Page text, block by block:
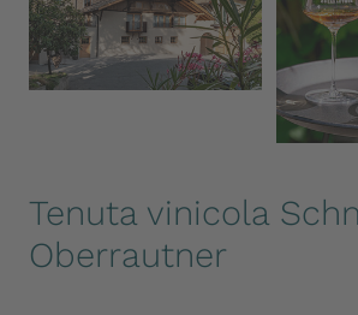
Tenuta vinicola
Oberrautner